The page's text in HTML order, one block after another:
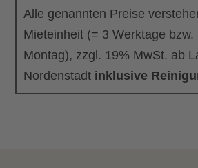
Alle genannten Preise
Mieteinheit (= 3 Werktage bzw.
Montag), zzgl. 19% MwSt. ab
Nordenstadt inklusive